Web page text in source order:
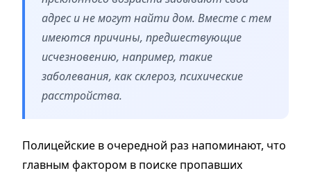
адрес и не могут найти дом. Вместе с тем
имеются причины, предшествующие
исчезновению, например, такие
заболевания, как склероз, психические
расстройства.
Полицейские в очередной раз напоминают, что
главным фактором в поиске пропавших